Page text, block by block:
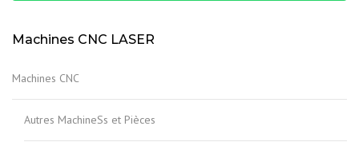
Machines CNC LASER
Machines CNC
Autres MachineSs et Pièces